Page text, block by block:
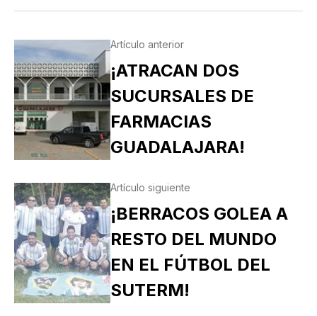
Artículo anterior
¡ATRACAN DOS
SUCURSALES DE
FARMACIAS
GUADALAJARA!
Artículo siguiente
¡BERRACOS GOLEA A
RESTO DEL MUNDO
EN EL FÚTBOL DEL
SUTERM!